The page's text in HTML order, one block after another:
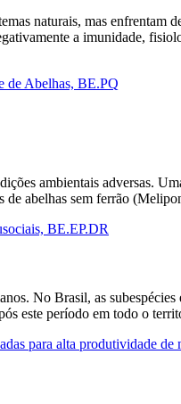
naturais, mas
a imunidade,
de Abelhas, BE.PQ
ambientais adversas.
de abelhas sem ferrão
BE.EP.DR
No Brasil, as
este período em todo o
para alta produtividade de